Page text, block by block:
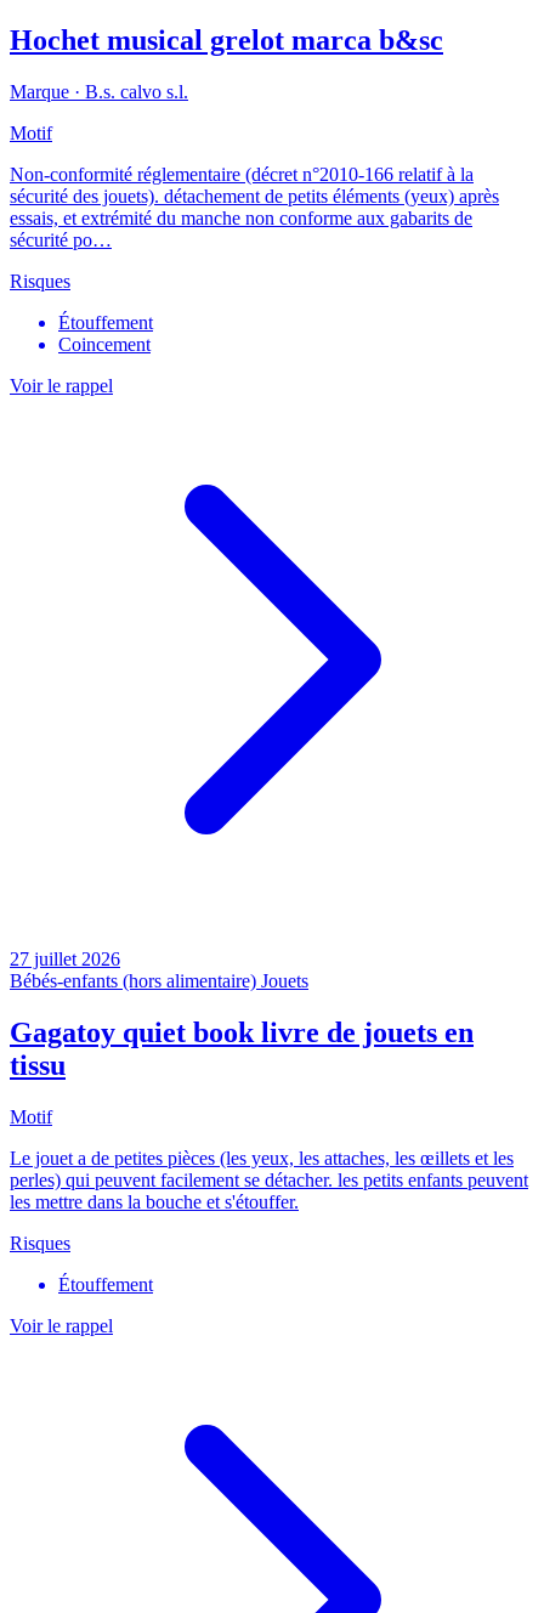
Hochet musical grelot marca b&sc
Marque · B.s. calvo s.l.
Motif
Non-conformité réglementaire (décret n°2010-166 relatif à la
sécurité des jouets). détachement de petits éléments (yeux) après
essais, et extrémité du manche non conforme aux gabarits de
sécurité po…
Risques
Étouffement
Coincement
Voir le rappel
27 juillet 2026
Bébés-enfants (hors alimentaire) Jouets
Gagatoy quiet book livre de jouets en
tissu
Motif
Le jouet a de petites pièces (les yeux, les attaches, les œillets et les
perles) qui peuvent facilement se détacher. les petits enfants peuvent
les mettre dans la bouche et s'étouffer.
Risques
Étouffement
Voir le rappel